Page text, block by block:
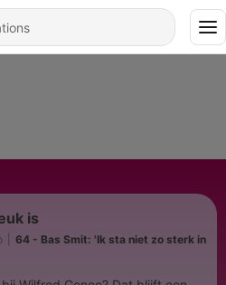
is
64 - Bas Smit: 'Ik sta niet zo sterk in